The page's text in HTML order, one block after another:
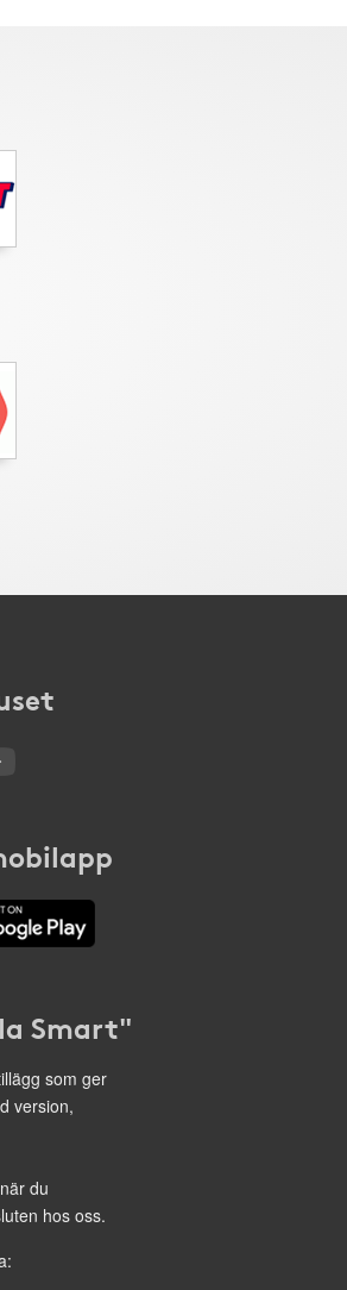
Smart"
som ger
version,
du
hos oss.